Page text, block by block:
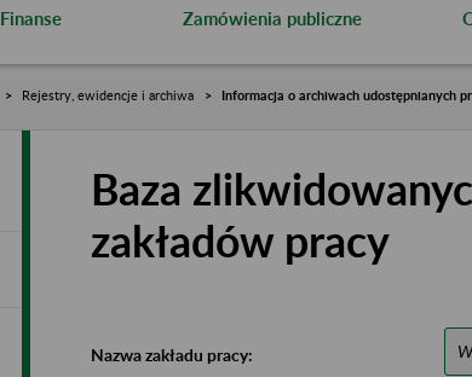
Finanse Zamówienia publiczne
Rejestry, ewidencje i archiwa Informacja o archiwach udostępnianych
Baza
zakładów pracy
Nazwa zakładu pracy: